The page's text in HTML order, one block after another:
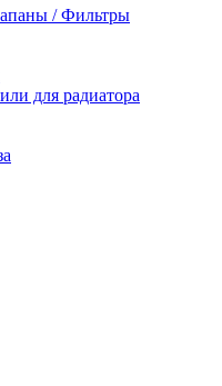
/ Фильтры
для радиатора